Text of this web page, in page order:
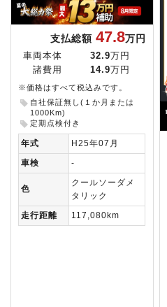
支払総額 47.8万円
車両本体 32.9 万円
諸費用
14.9 万円
※価格はすべて税込みです。
自社保証無し(１か月または
1000Km)
定期点検付き
年式
H25年07月
車検
-
色
クールソーダメ
タリック
走行距離
117,080km